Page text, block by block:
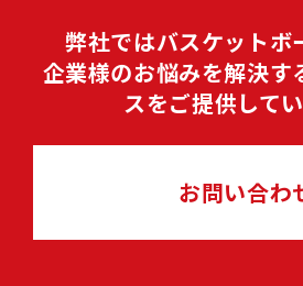
弊社ではバスケットボ
企業様のお悩みを解決す
スをご提供してい
お問い合わ